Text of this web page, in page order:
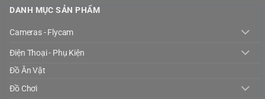
DANH MỤC SẢN PHẨM
Cameras - Flycam
Điện Thoại - Phụ Kiện
Đồ Ăn Vặt
Đồ Chơi